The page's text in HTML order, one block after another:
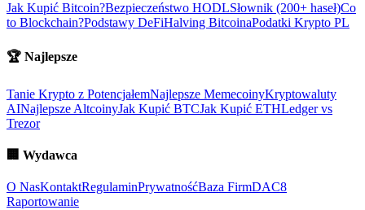
Jak Kupić Bitcoin?Bezpieczeństwo HODLSłownik (200+ haseł)Co
to Blockchain?Podstawy DeFiHalving BitcoinaPodatki Krypto PL
🏆 Najlepsze
Tanie Krypto z PotencjałemNajlepsze MemecoinyKryptowaluty
AINajlepsze AltcoinyJak Kupić BTCJak Kupić ETHLedger vs
Trezor
🏢 Wydawca
O NasKontaktRegulaminPrywatnośćBaza FirmDAC8
Raportowanie